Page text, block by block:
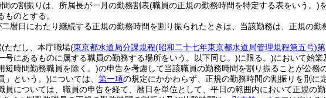
の割振りは、所属長が一月の勤務割表(職員の正規の勤務時間を特定する表をいう。)
のとする。
暦日にわたり継続する正規の勤務時間を割り振られたときは、当該勤務は、正規の
(ただし、本庁職場(東京都水道局分課規程(昭和二十七年東京都水道局管理規程第五号)
号にあるものに属する職員の勤務する場所をいう。以下同じ。)に限る。)において始業
短時間勤務職員を除く。)の申告を考慮して当該職員の勤務時間を割り振ることが公務
」という。)については、 第一項の規定にかかわらず、正規の勤務時間の割振りを別に
員については、職員の申告を経て、暦日を単位として、平日の範囲内において正規の勤